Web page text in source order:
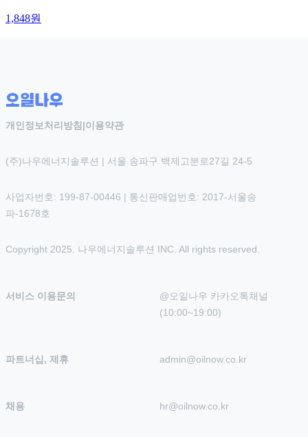
1,848원
개인정보처리방침 |이용약관
(주)나우에너지솔루션 | 서울 송파구 백제고분로27길 24-5
사업자번호: 199-87-00446 | 통신판매업번호: 2017-서울송
파-1678호
Copyright 2025. 나우에너지솔루션 INC. All rights reserved.
서비스 이용문의
@오일나우 카카오톡채널
(10:00~19:00)
파트너십, 제휴 admin@oilnow.co.kr
채용 hr@oilnow.co.kr